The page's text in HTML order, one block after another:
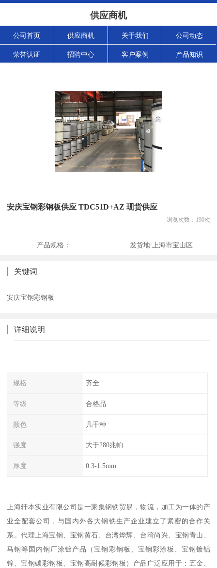
供应商机
公司首页 供应商机 关于我们 公司动态
荣誉认证 招聘中心 客户案例 产品知识
安庆宝钢彩钢板供应 TDC51D+AZ 现货供应
浏览次数： 190次
产品规格： 发货地: 上海市宝山区
关键词
安庆宝钢彩钢板
详细说明
规格 齐全
等级 合格品
颜色 几千种
强度 大于280兆帕
厚度 0.3-1.5mm
上海轩本实业有限公司是一家集钢铁贸易，物流，加工为一体的产
业全配套公司，与国内外各大钢铁生产企业建立了紧密的合作关
系。代理上海宝钢、宝钢黄石、台湾烨辉、台湾尚兴、宝钢青山、
马钢等国内钢厂涂镀产品（宝钢彩钢板、宝钢彩涂板、宝钢镀铝
锌、宝钢碳彩钢板、宝钢高耐候彩钢板）产品广泛应用于：五金、